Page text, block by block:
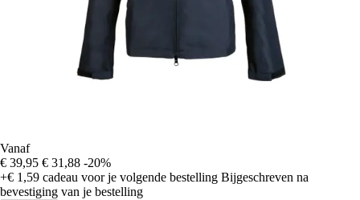
Vanaf
€ 39,95 € 31,88 -20%
+€ 1,59 cadeau voor je volgende bestelling Bijgeschreven na
bevestiging van je bestelling